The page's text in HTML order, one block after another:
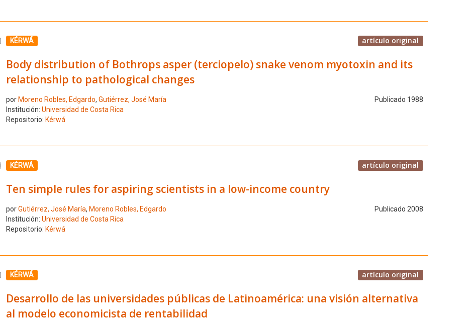
Seleccione el número de resultado 4
KÉRWÁ artículo original
Body distribution of Bothrops asper (terciopelo) snake venom myotoxin and its
relationship to pathological changes
por Moreno Robles, Edgardo, Gutiérrez, José María
Publicado 1988
Institución: Universidad de Costa Rica
Repositorio: Kérwá
Seleccione el número de resultado 5
KÉRWÁ artículo original
Ten simple rules for aspiring scientists in a low-income country
porGutiérrez, José María, Moreno Robles, Edgardo
Publicado 2008
Institución: Universidad de Costa Rica
Repositorio: Kérwá
Seleccione el número de resultado 6
KÉRWÁ artículo original
Desarrollo de las universidades públicas de Latinoamérica: una visión alternativa
al modelo economicista de rentabilidad